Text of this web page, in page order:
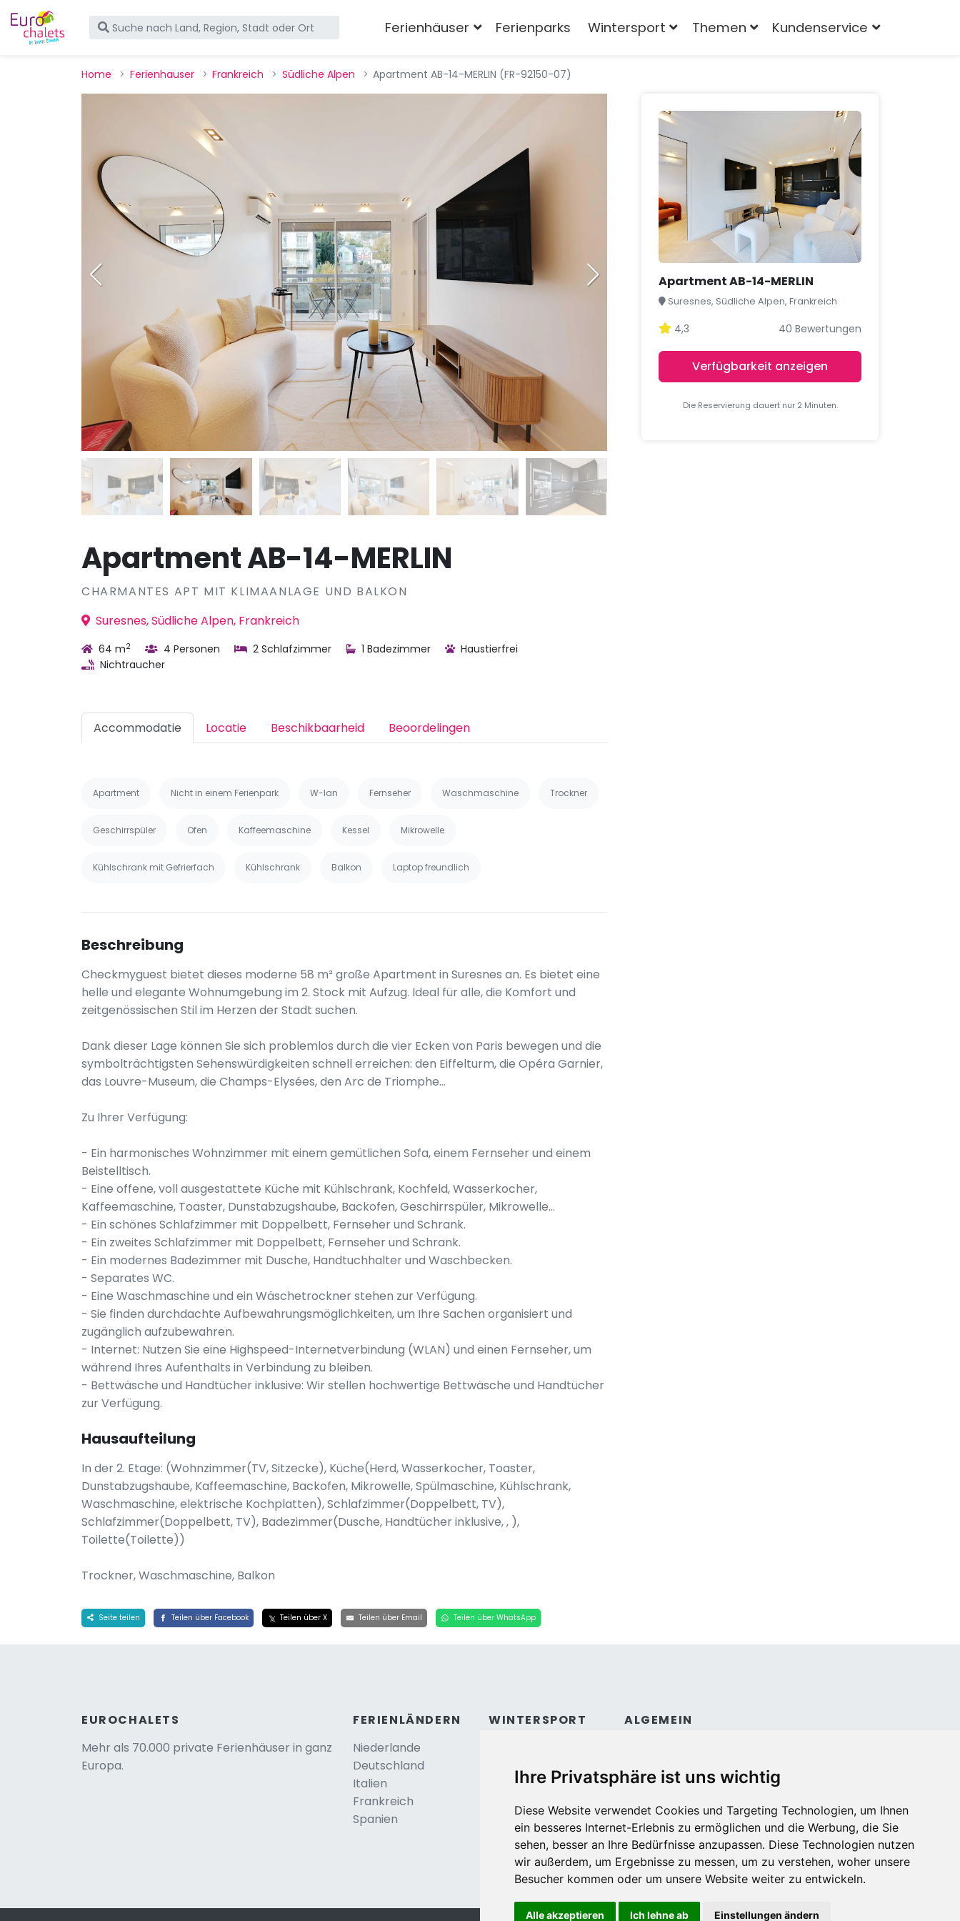
Ihre Privatsphäre ist uns wichtig
Diese Website verwendet Cookies und Targeting Technologien, um Ihnen
ein besseres Internet-Erlebnis zu ermöglichen und die Werbung, die Sie
sehen, besser an Ihre Bedürfnisse anzupassen. Diese Technologien nutzen
wir außerdem, um Ergebnisse zu messen, um zu verstehen, woher unsere
Besucher kommen oder um unsere Website weiter zu entwickeln.
Alle akzeptieren Ich lehne ab Einstellungen ändern
Ferienhäuser Ferienparks Wintersport Themen Kundenservice
Home Ferienhauser Frankreich Südliche Alpen Apartment AB-14-MERLIN (FR-92150-07)
Apartment AB-14-MERLIN
CHARMANTES APT MIT KLIMAANLAGE UND BALKON
Suresnes, Südliche Alpen, Frankreich
64 m2 4 Personen 2 Schlafzimmer 1 Badezimmer
Haustierfrei
Nichtraucher
Accommodatie Locatie Beschikbaarheid Beoordelingen
Apartment Nicht in einem Ferienpark W-lan Fernseher Waschmaschine Trockner
Geschirrspüler Ofen Kaffeemaschine Kessel Mikrowelle
Kühlschrank mit Gefrierfach Kühlschrank Balkon Laptop freundlich
Beschreibung
Checkmyguest bietet dieses moderne 58 m² große Apartment in Suresnes an. Es bietet eine
helle und elegante Wohnumgebung im 2. Stock mit Aufzug. Ideal für alle, die Komfort und
zeitgenössischen Stil im Herzen der Stadt suchen.
Dank dieser Lage können Sie sich problemlos durch die vier Ecken von Paris bewegen und die
symbolträchtigsten Sehenswürdigkeiten schnell erreichen: den Eiffelturm, die Opéra Garnier,
das Louvre-Museum, die Champs-Elysées, den Arc de Triomphe...
Zu Ihrer Verfügung:
- Ein harmonisches Wohnzimmer mit einem gemütlichen Sofa, einem Fernseher und einem
Beistelltisch.
- Eine offene, voll ausgestattete Küche mit Kühlschrank, Kochfeld, Wasserkocher,
Kaffeemaschine, Toaster, Dunstabzugshaube, Backofen, Geschirrspüler, Mikrowelle...
- Ein schönes Schlafzimmer mit Doppelbett, Fernseher und Schrank.
- Ein zweites Schlafzimmer mit Doppelbett, Fernseher und Schrank.
- Ein modernes Badezimmer mit Dusche, Handtuchhalter und Waschbecken.
- Separates WC.
- Eine Waschmaschine und ein Wäschetrockner stehen zur Verfügung.
- Sie finden durchdachte Aufbewahrungsmöglichkeiten, um Ihre Sachen organisiert und
zugänglich aufzubewahren.
- Internet: Nutzen Sie eine Highspeed-Internetverbindung (WLAN) und einen Fernseher, um
während Ihres Aufenthalts in Verbindung zu bleiben.
- Bettwäsche und Handtücher inklusive: Wir stellen hochwertige Bettwäsche und Handtücher
zur Verfügung.
Hausaufteilung
In der 2. Etage: (Wohnzimmer(TV, Sitzecke), Küche(Herd, Wasserkocher, Toaster,
Dunstabzugshaube, Kaffeemaschine, Backofen, Mikrowelle, Spülmaschine, Kühlschrank,
Waschmaschine, elektrische Kochplatten), Schlafzimmer(Doppelbett, TV),
Schlafzimmer(Doppelbett, TV), Badezimmer(Dusche, Handtücher inklusive, , ),
Toilette(Toilette))
Trockner, Waschmaschine, Balkon
Seite teilen Teilen über Facebook Teilen über X Teilen über Email Teilen über WhatsApp
Apartment AB-14-MERLIN
Suresnes, Südliche Alpen, Frankreich
4,3 40 Bewertungen
Verfügbarkeit anzeigen
Die Reservierung dauert nur 2 Minuten.
EUROCHALETS
Mehr als 70.000 private Ferienhäuser in ganz
Europa.
FERIENLÄNDERN
Niederlande
Deutschland
Italien
Frankreich
Spanien
WINTERSPORT
Schweiz
Deutschland
ALGEMEIN
Bedingungen und konditionen